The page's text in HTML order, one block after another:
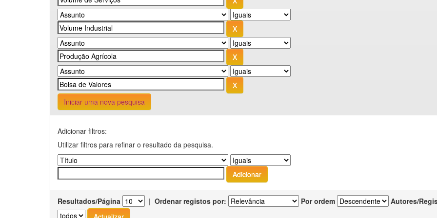
Iniciar uma nova pesquisa
Adicionar filtros:
Utilizar filtros para refinar o resultado da pesquisa.
Resultados/Página | Ordenar registos por: Por ordem Autores/